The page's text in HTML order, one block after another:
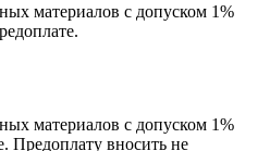
материалов с допуском 1%
материалов с допуском 1%
Предоплату вносить не